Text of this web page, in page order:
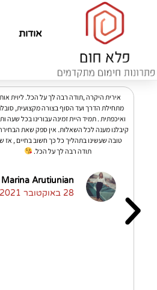
אודות
אירית היקרה ,תודה רבה לך על הכל. ליוית
מתחילת הדרך ועד הסוף בצורה מקצועית,
ואיכפתית . תמיד היית זמינה עבורינו בכל שעה
קיבלנו מענה לכל השאלות. אין ספק שאת
טובה שעשינו בתהליך כל כך חשוב בחיים , אז
תודה רבה לך על הכל.
Marina Arutiunian
28 באוקטובר 2021